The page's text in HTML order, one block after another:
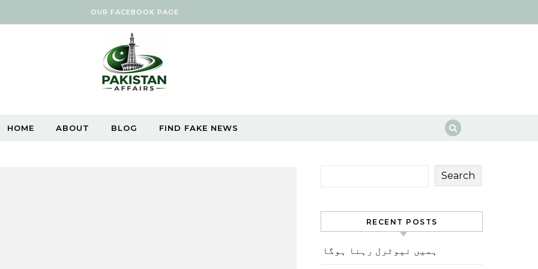
OUR FACEBOOK PAGE
HOME ABOUT BLOG FIND FAKE NEWS
Search
RECENT POSTS
ہمیں نیوٹرل رہنا ہوگا